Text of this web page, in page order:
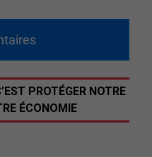
PROTÉGER NOTRE
ÉCONOMIE